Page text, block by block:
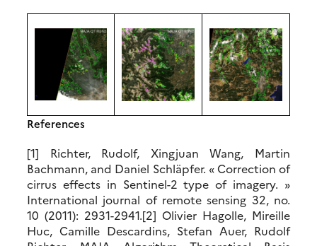
References
[1] Richter, Rudolf, Xingjuan Wang, Martin
Bachmann, and Daniel Schläpfer. « Correction of
cirrus effects in Sentinel-2 type of imagery. »
International journal of remote sensing 32, no.
10 (2011): 2931-2941.[2] Olivier Hagolle, Mireille
Huc, Camille Descardins, Stefan Auer, Rudolf